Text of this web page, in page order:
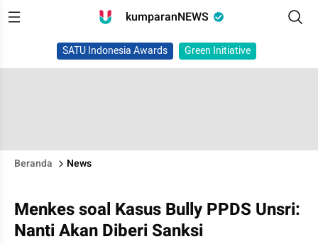
kumparanNEWS
SATU Indonesia Awards Green Initiative
Beranda News
Menkes soal Kasus Bully PPDS Unsri:
Nanti Akan Diberi Sanksi